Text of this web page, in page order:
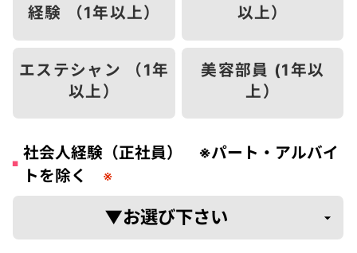
経験 （1年以上）
以上）
エステシャン （1年
以上）
美容部員 (1年以
上）
社会人経験（正社員） ※パート・アルバイ
トを除く
※